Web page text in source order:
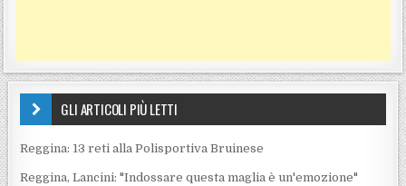
GLI ARTICOLI PIÙ LETTI
Reggina: 13 reti alla Polisportiva Bruinese
Reggina, Lancini: "Indossare questa maglia è un'emozione"